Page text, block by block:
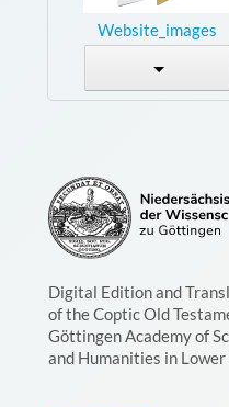
Website_images
Digital Edition and
of the Coptic Old
Göttingen Academy of
and Humanities in Lower